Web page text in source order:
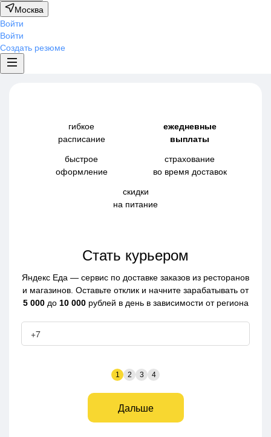
Москва
Войти
Войти
Создать резюме
гибкое
расписание
ежедневные
выплаты
быстрое
оформление
страхование
во время доставок
скидки
на питание
Стать курьером
Яндекс Еда — сервис по доставке заказов из ресторанов
и магазинов. Оставьте отклик и начните зарабатывать от
5 000до 10 000рублей в день в зависимости от региона
Выберите город
1 2 3 4
Дальше